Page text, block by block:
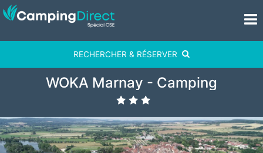
RECHERCHER & RÉSERVER
WOKA Marnay - Camping